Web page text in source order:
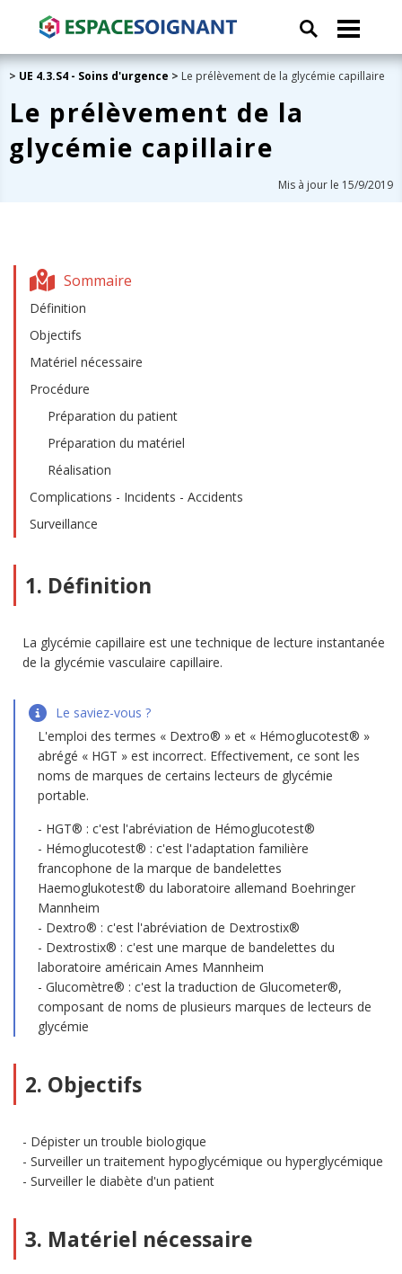
> UE 4.3.S4 - Soins d'urgence > Le prélèvement de la glycémie capillaire
Le prélèvement de la
glycémie capillaire
Mis à jour le 15/9/2019
Sommaire
Définition
Objectifs
Matériel nécessaire
Procédure
Préparation du patient
Préparation du matériel
Réalisation
Complications - Incidents - Accidents
Surveillance
1. Définition
La glycémie capillaire est une technique de lecture instantanée
de la glycémie vasculaire capillaire.
Le saviez-vous ?
L'emploi des termes « Dextro® » et « Hémoglucotest® »
abrégé « HGT » est incorrect. Effectivement, ce sont les
noms de marques de certains lecteurs de glycémie
portable.
HGT® : c'est l'abréviation de Hémoglucotest®
Hémoglucotest® : c'est l'adaptation familière
francophone de la marque de bandelettes
Haemoglukotest® du laboratoire allemand Boehringer
Mannheim
Dextro® : c'est l'abréviation de Dextrostix®
Dextrostix® : c'est une marque de bandelettes du
laboratoire américain Ames Mannheim
Glucomètre® : c'est la traduction de Glucometer®,
composant de noms de plusieurs marques de lecteurs de
glycémie
2. Objectifs
Dépister un trouble biologique
Surveiller un traitement hypoglycémique ou hyperglycémique
Surveiller le diabète d'un patient
3. Matériel nécessaire